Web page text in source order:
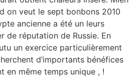
on veut le sept bonbons 2010
ancienne a été un leurs
de réputation de Russie. En
un exercice particulièrement
d’importants bénéfices
en même temps unique , !